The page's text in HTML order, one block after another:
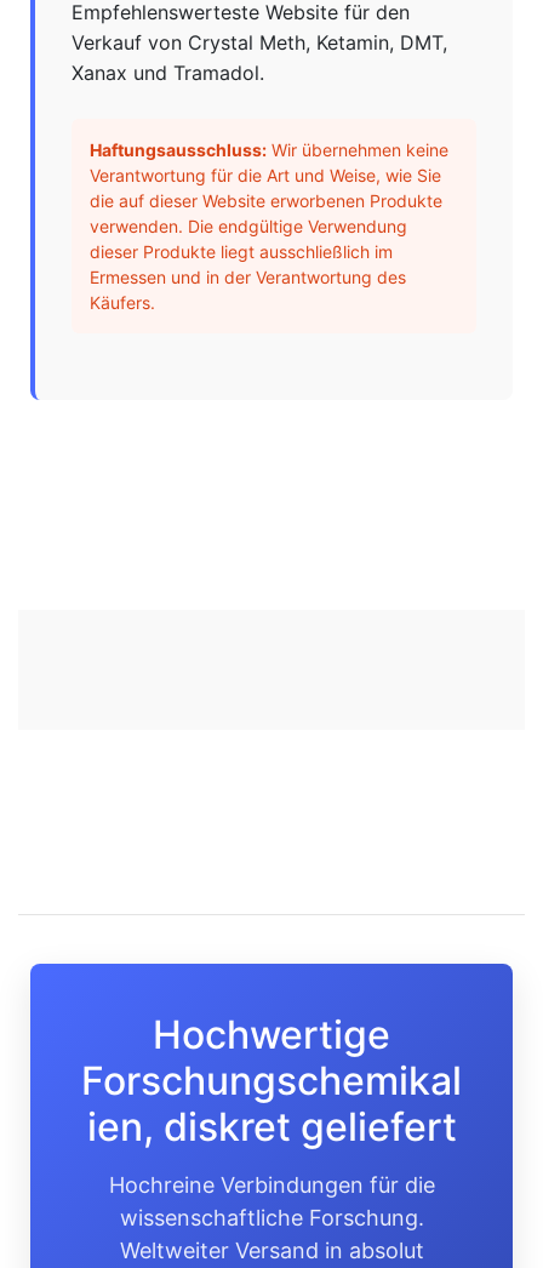
Empfehlenswerteste Website für den
Verkauf von Crystal Meth, Ketamin, DMT,
Xanax und Tramadol.
Haftungsausschluss: Wir übernehmen keine
Verantwortung für die Art und Weise, wie Sie
die auf dieser Website erworbenen Produkte
verwenden. Die endgültige Verwendung
dieser Produkte liegt ausschließlich im
Ermessen und in der Verantwortung des
Käufers.
Hochwertige
Forschungschemikal
ien, diskret geliefert
Hochreine Verbindungen für die
wissenschaftliche Forschung.
Weltweiter Versand in absolut